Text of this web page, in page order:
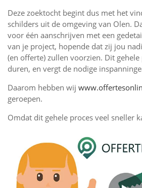
Deze zoektocht begint dus met het
schilders uit de omgeving van Olen.
voor één aanschrijven met een
van je project, hopende dat zij jou
(en offerte) zullen voorzien. Dit gehele
duren, en vergt de nodige
Daarom hebben wij
geroepen.
Omdat dit gehele proces veel sneller